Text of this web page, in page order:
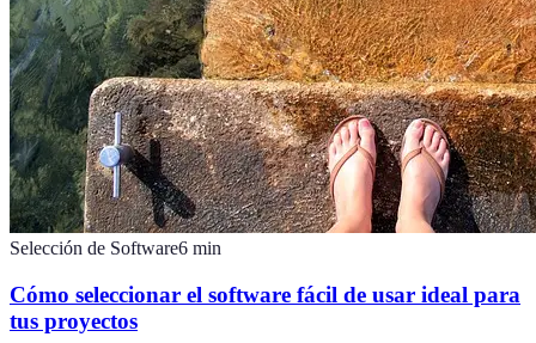
Selección de Software6 min
Cómo seleccionar el software fácil de usar ideal para
tus proyectos